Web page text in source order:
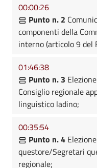
00:00:26
Punto n. 2
componenti della
interno (articolo 9 del
01:46:38
Punto n. 3
Consiglio regionale
linguistico ladino;
00:35:54
Punto n. 4
questore/Segretari
regionale;